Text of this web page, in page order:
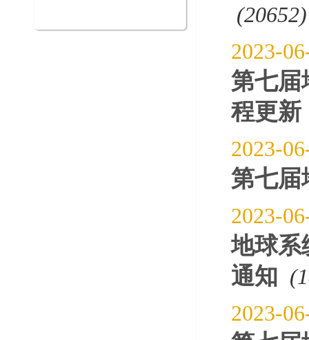
(20652)
2023-
第七届
程更新
2023-
第七届
2023-
地球系
通知
2023-